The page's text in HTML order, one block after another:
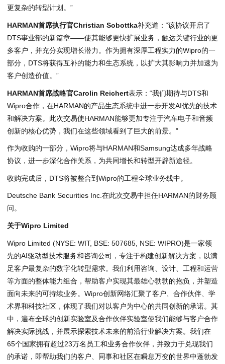
更复杂的转型计划。”
HARMAN首席执行官Christian Sobottka补充道：“该协议开启了
DTS事业部的新篇章——使其能够更快扩展业务，触达关键行业的更
多客户，并充分实现增长潜力。作为拥有深厚工程实力的Wipro的一
部分，DTS将获得互补的能力和生态系统，以扩大其影响力并加速为
客户创造价值。”
HARMAN首席战略官Carolin Reichert表示：“我们期待与DTS和
Wipro合作，在HARMAN的产品生态系统中进一步开发AI优先的技术
和解决方案。此次交易使HARMAN能够更加专注于汽车电子和音频
创新的核心优势，我们在这些领域看到了巨大的前景。”
作为收购的一部分，Wipro将与HARMAN和Samsung达成多年战略
协议，进一步深化合作关系，为共同增长和转型开辟新途径。
收购完成后，DTS将被整合到Wipro的工程全球业务线中。
Deutsche Bank Securities Inc.在此次交易中担任HARMAN的财务顾
问。
关于Wipro Limited
Wipro Limited (NYSE: WIT, BSE: 507685, NSE: WIPRO)是一家领
先的AI驱动型技术服务和咨询公司，专注于构建创新解决方案，以满
足客户最复杂的数字化转型需求。我们利用咨询、设计、工程和运营
等方面的整体能力组合，帮助客户实现其最雄心勃勃的抱负，并塑造
面向未来的可持续业务。Wipro创新网络汇聚了客户、合作伙伴、学
术界和科技社区，体现了我们对以客户为中心的共同创新的承诺。其
中，遍布全球的创新实验室及合作伙伴实验室使我们能够与客户合作
解决实际挑战，并展示探索技术未来的前沿行业解决方案。我们在
65个国家拥有超过23万名员工和业务合作伙伴，并致力于兑现我们
的承诺，即帮助我们的客户、同事和社区在瞬息万变的世界中蓬勃发